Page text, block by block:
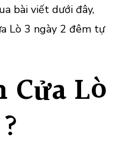
bài viết dưới đây,
Lò 3 ngày 2 đêm tự
Lò